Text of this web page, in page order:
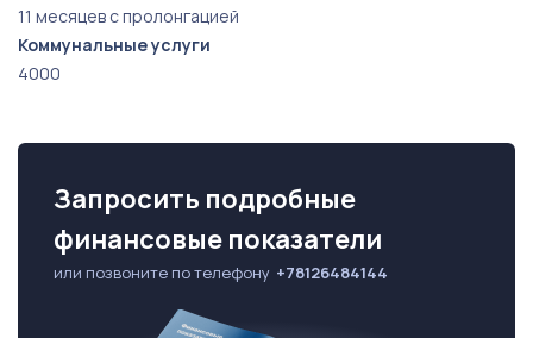
11 месяцев с пролонгацией
Коммунальные услуги
4000
Запросить подробные
финансовые показатели
или позвоните по телефону +78126484144